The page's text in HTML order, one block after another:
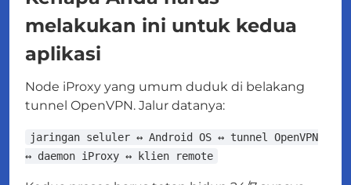
melakukan ini untuk kedua
aplikasi
Node iProxy yang umum duduk di belakang
tunnel OpenVPN. Jalur datanya:
jaringan seluler ↔ Android OS ↔ tunnel OpenVPN
↔ daemon iProxy ↔ klien remote